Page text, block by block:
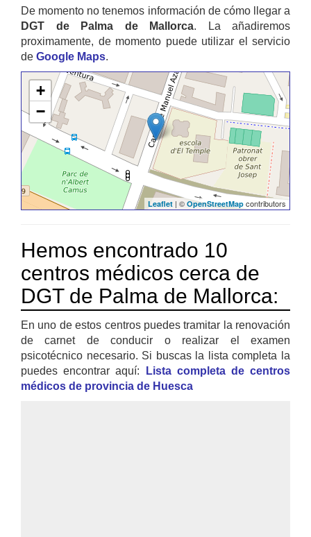
De momento no tenemos información de cómo llegar a
DGT de Palma de Mallorca. La añadiremos
proximamente, de momento puede utilizar el servicio
de Google Maps.
+
−
Leaflet | © OpenStreetMap contributors
Hemos encontrado 10
centros médicos cerca de
DGT de Palma de Mallorca:
En uno de estos centros puedes tramitar la renovación
de carnet de conducir o realizar el examen
psicotécnico necesario. Si buscas la lista completa la
puedes encontrar aquí:
Lista completa de centros
médicos de provincia de Huesca